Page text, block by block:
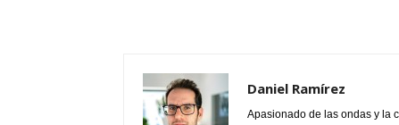
Daniel Ramírez
Apasionado de las ondas y la